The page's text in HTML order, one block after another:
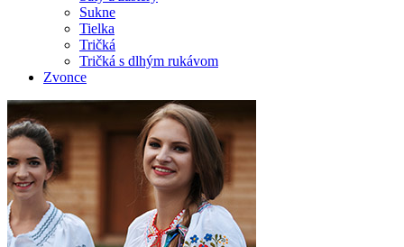
Sukne
Tielka
Tričká
Tričká s dlhým rukávom
Zvonce